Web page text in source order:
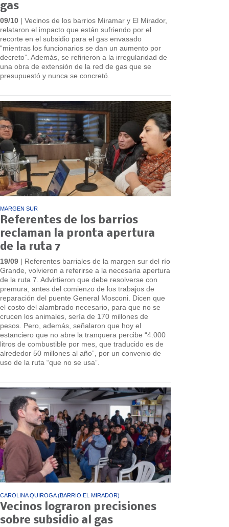
gas
09/10 | Vecinos de los barrios Miramar y El Mirador,
relataron el impacto que están sufriendo por el
recorte en el subsidio para el gas envasado
“mientras los funcionarios se dan un aumento por
decreto”. Además, se refirieron a la irregularidad de
una obra de extensión de la red de gas que se
presupuestó y nunca se concretó.
MARGEN SUR
Referentes de los barrios
reclaman la pronta apertura
de la ruta 7
19/09 | Referentes barriales de la margen sur del río
Grande, volvieron a referirse a la necesaria apertura
de la ruta 7. Advirtieron que debe resolverse con
premura, antes del comienzo de los trabajos de
reparación del puente General Mosconi. Dicen que
el costo del alambrado necesario, para que no se
crucen los animales, sería de 170 millones de
pesos. Pero, además, señalaron que hoy el
estanciero que no abre la tranquera percibe “4.000
litros de combustible por mes, que traducido es de
alrededor 50 millones al año”, por un convenio de
uso de la ruta “que no se usa”.
CAROLINA QUIROGA (BARRIO EL MIRADOR)
Vecinos lograron precisiones
sobre subsidio al gas